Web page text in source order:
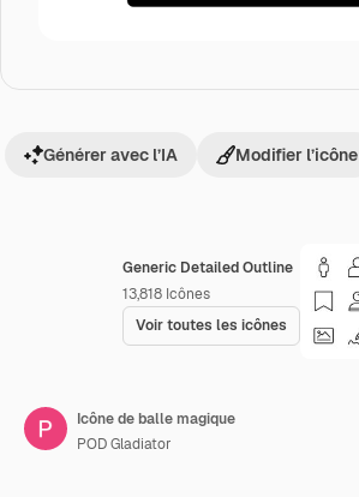
Generic Detailed Outline
13,818 Icônes
Voir toutes les icônes
Générer avec l’IA Modifier l’icône
Icône de balle magique
POD Gladiator